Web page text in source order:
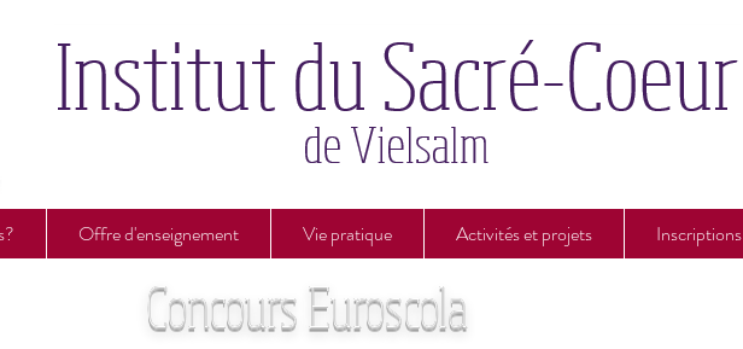
Offre d'enseignement Vie pratique Activités et projets Inscriptions
Concours Euroscola